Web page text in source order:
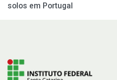
solos em Portugal